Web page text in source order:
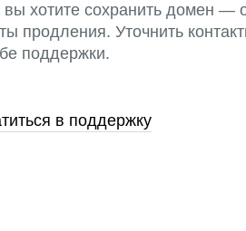
хотите сохранить домен —
продления. Уточнить
поддержки.
в поддержку